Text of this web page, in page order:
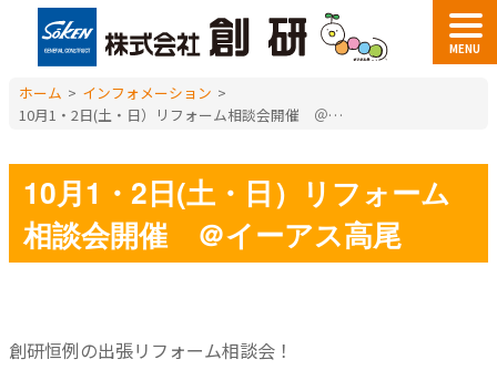
MENU
ホーム > インフォメーション >
10月1・2日(土・日）リフォーム相談会開催 ＠イーアス高尾
10月1・2日(土・日）リフォーム
相談会開催 ＠イーアス高尾
創研恒例の出張リフォーム相談会！